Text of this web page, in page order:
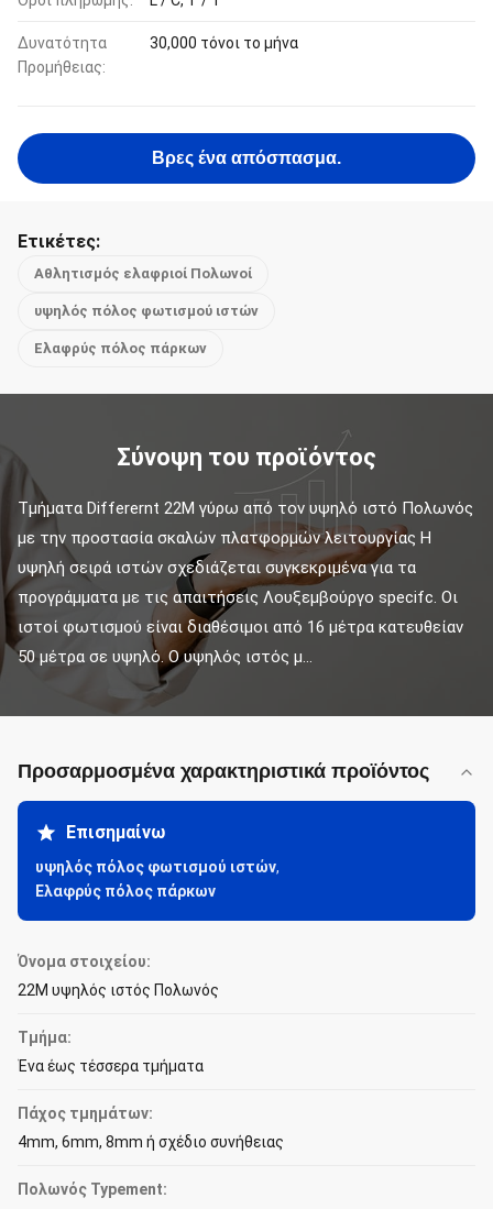
Δυνατότητα
Προμήθειας:
30,000 τόνοι το μήνα
Βρες ένα απόσπασμα.
Ετικέτες:
Αθλητισμός ελαφριοί Πολωνοί
υψηλός πόλος φωτισμού ιστών
Ελαφρύς πόλος πάρκων
Σύνοψη του προϊόντος
Τμήματα Differernt 22M γύρω από τον υψηλό ιστό Πολωνός
με την προστασία σκαλών πλατφορμών λειτουργίας Η
υψηλή σειρά ιστών σχεδιάζεται συγκεκριμένα για τα
προγράμματα με τις απαιτήσεις Λουξεμβούργο specifc. Οι
ιστοί φωτισμού είναι διαθέσιμοι από 16 μέτρα κατευθείαν
50 μέτρα σε υψηλό. Ο υψηλός ιστός μ...
Προσαρμοσμένα χαρακτηριστικά προϊόντος
Επισημαίνω
υψηλός πόλος φωτισμού ιστών,
Ελαφρύς πόλος πάρκων
Όνομα στοιχείου:
22M υψηλός ιστός Πολωνός
Τμήμα:
Ένα έως τέσσερα τμήματα
Πάχος τμημάτων:
4mm, 6mm, 8mm ή σχέδιο συνήθειας
Πολωνός Typement: